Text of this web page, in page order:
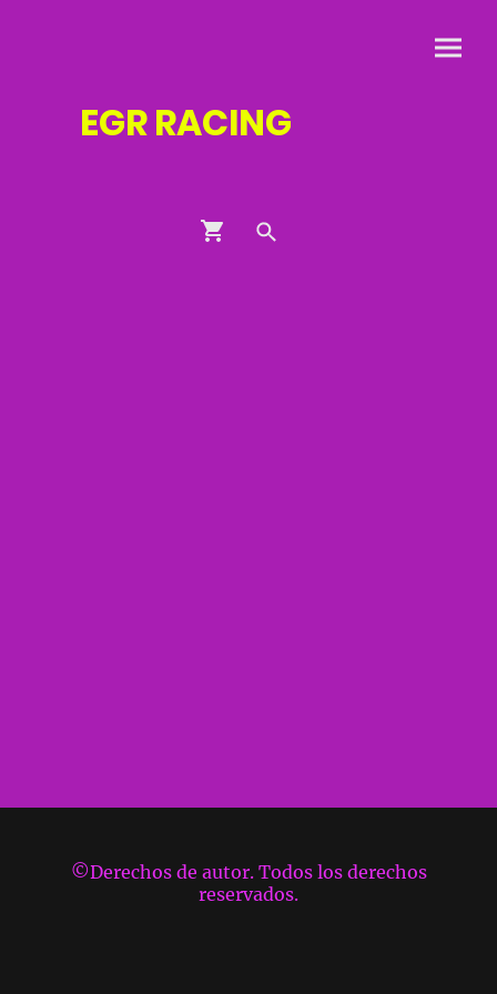
EGRRACING
©Derechos de autor. Todos los derechos
reservados.